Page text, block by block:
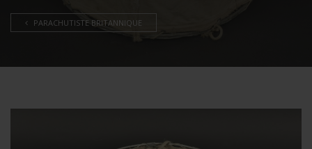
PARACHUTISTE BRITANNIQUE